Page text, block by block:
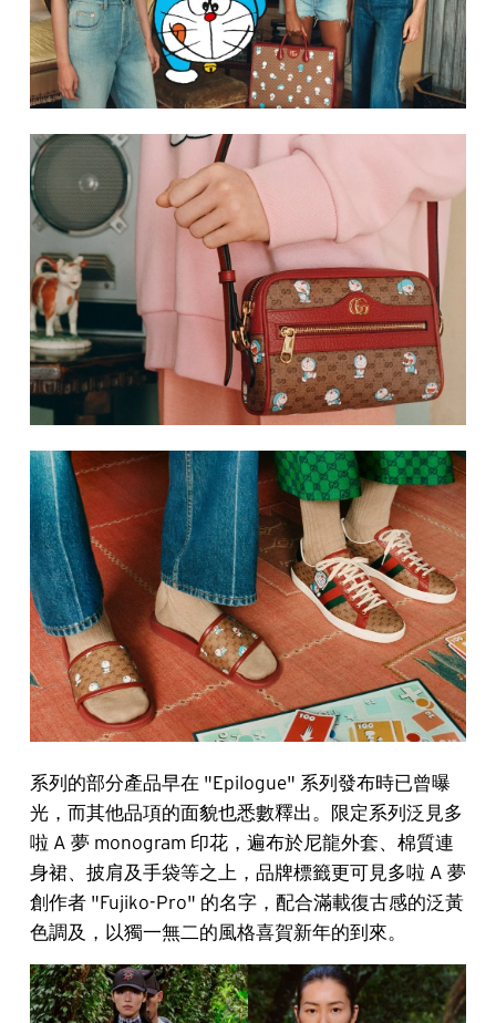
系列的部分產品早在 "Epilogue" 系列發布時已曾曝
光，而其他品項的面貌也悉數釋出。限定系列泛見多
啦 A 夢 monogram 印花，遍布於尼龍外套、棉質連
身裙、披肩及手袋等之上，品牌標籤更可見多啦 A 夢
創作者 "Fujiko-Pro" 的名字，配合滿載復古感的泛黃
色調及，以獨一無二的風格喜賀新年的到來。